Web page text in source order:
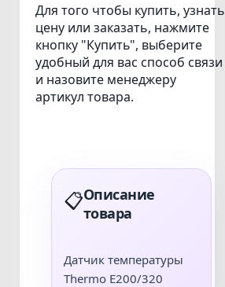
Для того чтобы купить, узнать
цену или заказать, нажмите
кнопку "Купить", выберите
удобный для вас способ связи
и назовите менеджеру
артикул товара.
📋Описание
товара
Датчик температуры
Thermo E200/320